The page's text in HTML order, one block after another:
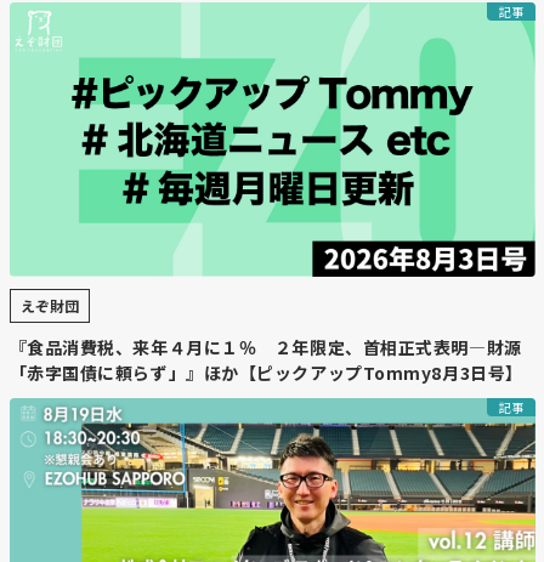
記事
えぞ財団
『食品消費税、来年４月に１％ ２年限定、首相正式表明―財源
「赤字国債に頼らず」』ほか【ピックアップTommy8月3日号】
記事